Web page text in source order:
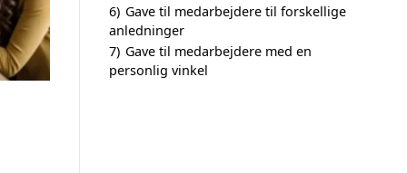
6) Gave til medarbejdere til forskellige
anledninger
7) Gave til medarbejdere med en
personlig vinkel